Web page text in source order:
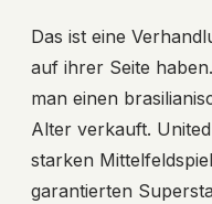
Das ist eine
auf ihrer Seite
man einen
Alter verkauft.
starken
garantierten